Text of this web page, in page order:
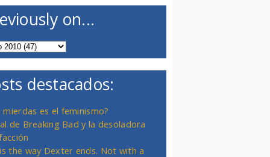
on...
destacados:
mierdas es el feminismo?
de Breaking Bad y la desoladora
the way Dexter ends. Not with a